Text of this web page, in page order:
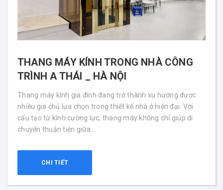
THANG MÁY KÍNH TRONG NHÀ CÔNG
TRÌNH A THÁI _ HÀ NỘI
Thang máy kính gia đình đang trở thành xu hướng được
nhiều gia chủ lựa chọn trong thiết kế nhà ở hiện đại. Với
cấu tạo từ kính cường lực, thang máy không chỉ giúp di
chuyển thuận tiện giữa...
CHI TIẾT